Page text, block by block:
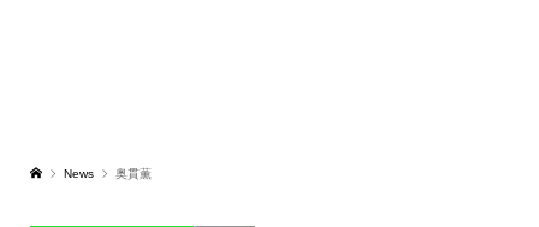
News 奥貫薫